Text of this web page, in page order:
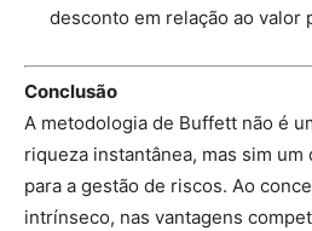
desconto em relação ao valor
Conclusão
A metodologia de Buffett não é
riqueza instantânea, mas sim
para a gestão de riscos. Ao
intrínseco, nas vantagens